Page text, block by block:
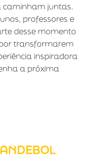
juntas.
professores e
desse momento
transformarem
inspiradora
a próxima